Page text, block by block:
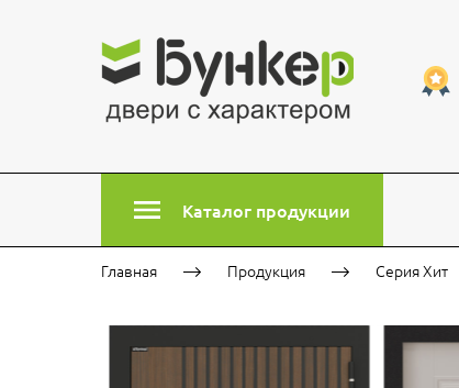
Каталог продукции
Главная Продукция Серия Хит